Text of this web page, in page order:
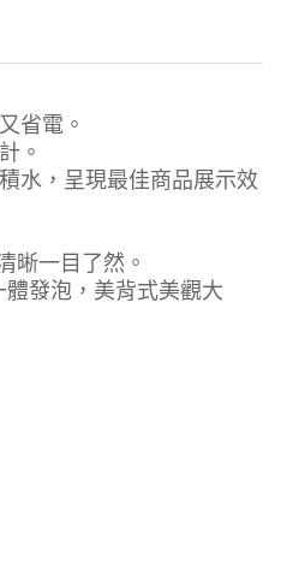
省電。
。
水，呈現最佳商品展示效
晰一目了然。
發泡，美背式美觀大